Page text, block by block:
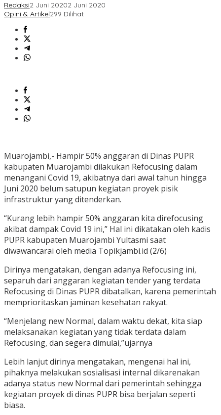
Redaksi2 Juni 20202 Juni 2020
Opini & Artikel299 Dilihat
Muarojambi,- Hampir 50% anggaran di Dinas PUPR
kabupaten Muarojambi dilakukan Refocusing dalam
menangani Covid 19, akibatnya dari awal tahun hingga
Juni 2020 belum satupun kegiatan proyek pisik
infrastruktur yang ditenderkan.
“Kurang lebih hampir 50% anggaran kita direfocusing
akibat dampak Covid 19 ini,” Hal ini dikatakan oleh kadis
PUPR kabupaten Muarojambi Yultasmi saat
diwawancarai oleh media Topikjambi.id (2/6)
Dirinya mengatakan, dengan adanya Refocusing ini,
separuh dari anggaran kegiatan tender yang terdata
Refocusing di Dinas PUPR dibatalkan, karena pemerintah
memprioritaskan jaminan kesehatan rakyat.
“Menjelang new Normal, dalam waktu dekat, kita siap
melaksanakan kegiatan yang tidak terdata dalam
Refocusing, dan segera dimulai,”ujarnya
Lebih lanjut dirinya mengatakan, mengenai hal ini,
pihaknya melakukan sosialisasi internal dikarenakan
adanya status new Normal dari pemerintah sehingga
kegiatan proyek di dinas PUPR bisa berjalan seperti
biasa.